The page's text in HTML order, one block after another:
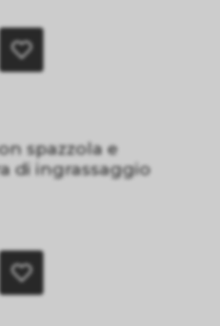
spazzola e
di ingrassaggio